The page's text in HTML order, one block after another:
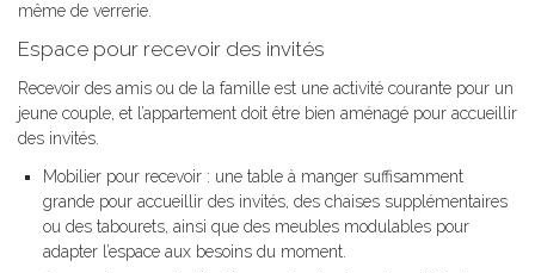
même de verrerie.
Espace pour recevoir des invités
Recevoir des amis ou de la famille est une activité courante pour un
jeune couple, et l’appartement doit être bien aménagé pour accueillir
des invités.
Mobilier pour recevoir : une table à manger suffisamment
grande pour accueillir des invités, des chaises supplémentaires
ou des tabourets, ainsi que des meubles modulables pour
adapter l’espace aux besoins du moment.